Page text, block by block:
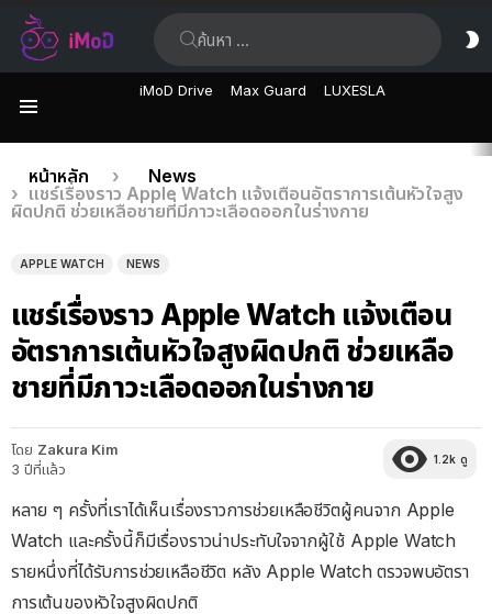
iMoD Drive Max Guard LUXESLA
เรื่อง
ล่าสุด
คุณอยู่ที่นี่:
หน้าหลัก
News
แชร์เรื่องราว Apple Watch แจ้งเตือนอัตราการเต้นหัวใจสูง
ผิดปกติ ช่วยเหลือชายที่มีภาวะเลือดออกในร่างกาย
APPLE WATCH NEWS
แชร์เรื่องราว Apple Watch แจ้งเตือน
อัตราการเต้นหัวใจสูงผิดปกติ ช่วยเหลือ
ชายที่มีภาวะเลือดออกในร่างกาย
โดย Zakura Kim
3 ปีที่แล้ว
1.2k ดู
หลาย ๆ ครั้งที่เราได้เห็นเรื่องราวการช่วยเหลือชีวิตผู้คนจาก Apple
Watch และครั้งนี้ก็มีเรื่องราวน่าประทับใจจากผู้ใช้ Apple Watch
รายหนึ่งที่ได้รับการช่วยเหลือชีวิต หลัง Apple Watch ตรวจพบอัตรา
การเต้นของหัวใจสูงผิดปกติ